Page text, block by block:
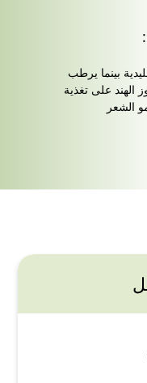
بينما يرطب
على تغذية
الشعر